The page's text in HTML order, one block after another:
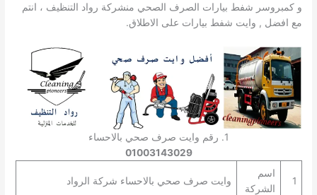
و كمبروسر شفط بيارات الصرف الصحي منشركة رواد التنظيف ، انتم
مع افضل , وايت شفط بيارات على الاطلاق.
1. رقم وايت صرف صحي بالاحساء
01003143029
1
اسم
الشركة
وايت صرف صحي بالاحساء شركة الرواد